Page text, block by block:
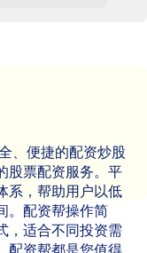
、便捷的配资炒股
股票配资服务。平
系，帮助用户以低
。配资帮操作简
，适合不同投资需